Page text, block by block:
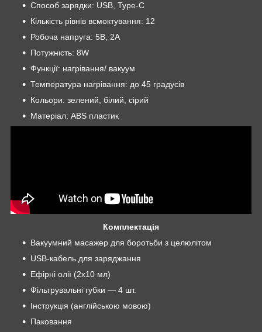
Способ зарядки: USB, Type-C
Кількість рівнів всмоктування: 12
Робоча напруга: 5В, 2А
Потужність: 8W
Функції: нагрівання/ вакуум
Температура нагрівання: до 45 градусів
Кольори: зелений, білий, сірий
Матеріал: ABS пластик
Комплектація
Вакуумний масажер для боротьби з целюлітом
USB-кабель для заряджання
Ефірні олії (2x10 мл)
Фільтрувальні губки — 4 шт.
Інструкція (англійською мовою)
Паковання